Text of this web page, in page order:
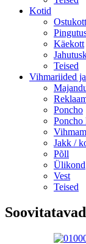
Kotid
Ostukott
Käekott
Teised
Vihmariided
Poncho
Poncho
Jakk /
Põll
Ülikond
Vest
Teised